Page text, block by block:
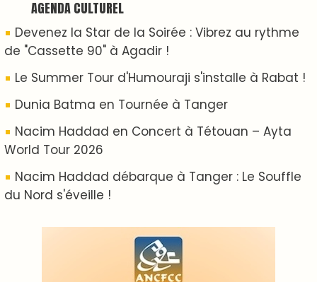
AGENDA CULTUREL
Devenez la Star de la Soirée : Vibrez au rythme
de "Cassette 90" à Agadir !
Le Summer Tour d'Humouraji s'installe à Rabat !
Dunia Batma en Tournée à Tanger
Nacim Haddad en Concert à Tétouan – Ayta
World Tour 2026
Nacim Haddad débarque à Tanger : Le Souffle
du Nord s'éveille !